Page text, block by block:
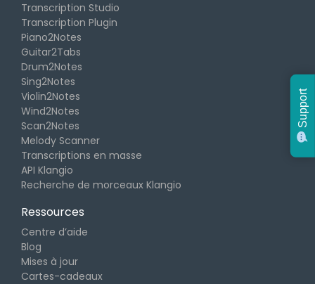
Transcription Studio
Transcription Plugin
Piano2Notes
Guitar2Tabs
Drum2Notes
Sing2Notes
Violin2Notes
Wind2Notes
Scan2Notes
Melody Scanner
Transcriptions en masse
API Klangio
Recherche de morceaux Klangio
Ressources
Centre d’aide
Blog
Mises à jour
Cartes-cadeaux
Support